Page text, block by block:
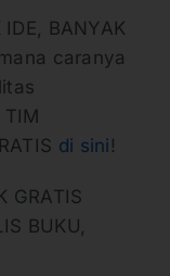
BANYAK
caranya
di sini !
GRATIS
BUKU,